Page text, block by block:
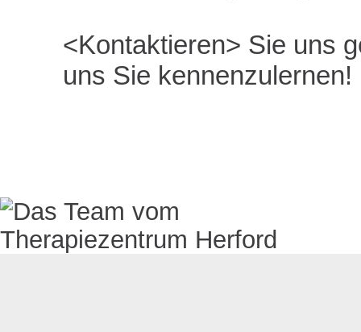
Kontaktieren
Sie uns
uns Sie kennenzulernen!